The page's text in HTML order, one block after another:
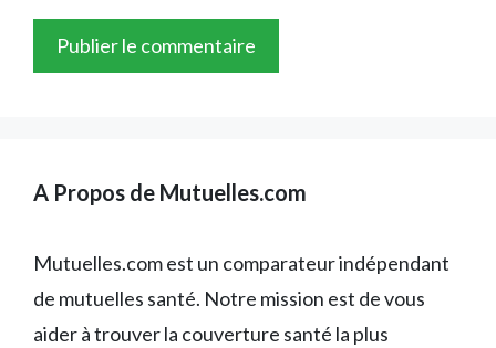
A Propos de Mutuelles.com
Mutuelles.com est un comparateur indépendant
de mutuelles santé. Notre mission est de vous
aider à trouver la couverture santé la plus